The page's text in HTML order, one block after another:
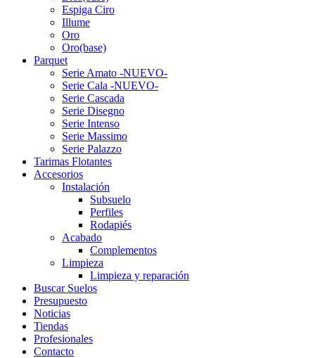
Espiga Ciro
Illume
Oro
Oro(base)
Parquet
Serie Amato -NUEVO-
Serie Cala -NUEVO-
Serie Cascada
Serie Disegno
Serie Intenso
Serie Massimo
Serie Palazzo
Tarimas Flotantes
Accesorios
Instalación
Subsuelo
Perfiles
Rodapiés
Acabado
Complementos
Limpieza
Limpieza y reparación
Buscar Suelos
Presupuesto
Noticias
Tiendas
Profesionales
Contacto